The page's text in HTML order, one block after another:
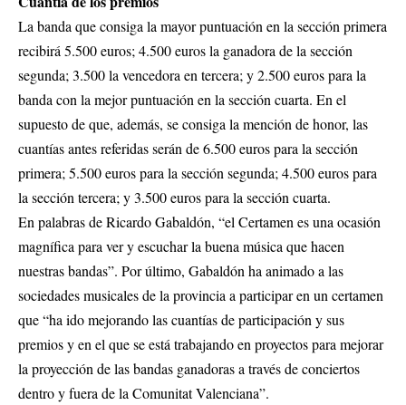
La banda que consiga la mayor puntuación en la sección primera
recibirá 5.500 euros; 4.500 euros la ganadora de la sección
segunda; 3.500 la vencedora en tercera; y 2.500 euros para la
banda con la mejor puntuación en la sección cuarta. En el
supuesto de que, además, se consiga la mención de honor, las
cuantías antes referidas serán de 6.500 euros para la sección
primera; 5.500 euros para la sección segunda; 4.500 euros para
la sección tercera; y 3.500 euros para la sección cuarta.
En palabras de Ricardo Gabaldón, “el Certamen es una ocasión
magnífica para ver y escuchar la buena música que hacen
nuestras bandas”. Por último, Gabaldón ha animado a las
sociedades musicales de la provincia a participar en un certamen
que “ha ido mejorando las cuantías de participación y sus
premios y en el que se está trabajando en proyectos para mejorar
la proyección de las bandas ganadoras a través de conciertos
dentro y fuera de la Comunitat Valenciana”.